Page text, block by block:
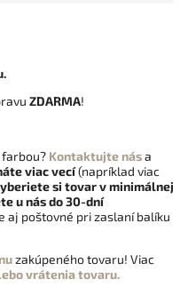
ZDARMA!
farbou? Kontaktujte nása
viac vecí(napríklad viac
si tovar v minimálnej
u nás do 30-dní
aj poštovné pri zaslaní balíku
zakúpeného tovaru! Viac
vrátenia tovaru.